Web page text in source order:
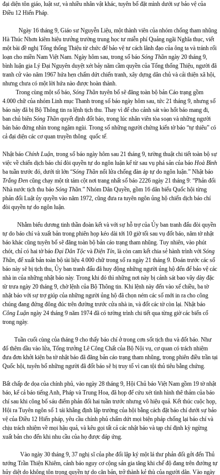
đại diện tôn giáo, luật sư, và nhiều nhân vật khác, tuyên bố đặt mình dưới sự bảo vệ của
Điều 12 Hiến Pháp.
Ngày 16 tháng 9, Giáo sư Nguyễn Liệu, một thành viên của nhóm chống tham nhũng
Hà Thúc Nhơn kiêm hiệu trưởng trường trung học tư miễn phí Quảng ngãi Nghĩa thục, viết
một bài đề nghị Tổng thống Thiệu từ chức để bảo vệ tư cách lãnh đạo của ông ta và tránh rối
loạn cho miền Nam Việt Nam. Ngày hôm sau, trong số báo Sóng Thần ngày 20 tháng 9,
bình luận gia Lý Đại Nguyên duyệt xét bảy năm cầm quyền của Tổng thống Thiệu, người đã
tranh cử vào năm 1967 hứa hẹn chấm dứt chiến tranh, xây dựng dân chủ và cải thiện xã hội,
nhưng chưa có một lời hứa nào được hoàn thành.
Trong cùng một số báo, Sóng Thần tuyên bố sẽ đăng toàn bộ bản Cáo trạng gồm
4.000 chữ của nhóm Linh mục Thanh trong số báo ngày hôm sau, tức 21 tháng 9, nhưng số
báo này đã bị Bộ Thông tin ra lệnh tịch thu. Thay vì để cho cảnh sát vào hốt báo mang đi,
ban chủ biên Sóng Thần quyết định đốt báo, trong lúc nhân viên tòa soạn và những người
bán báo đứng nhìn trong ngậm ngùi. Trong số những người chứng kiến ​​tờ báo “tự thiêu” có
cả đại diện các cơ quan truyền thông quốc tế.
Nhật báo Chính Luận, trong số báo ngày hôm sau 21 tháng 9, tường thuật chi tiết toàn bộ sự
việc về chiến dịch báo chí đòi quyền tự do ngôn luận kể từ sau vụ phá sản của báo Hoà Bình
ba tuần trước đó, dưới tít lớn “Sóng Thần nổi lửa chống đàn áp tự do ngôn luận.” Nhật báo
Trắng Đen cũng chạy một tít tám cột nơi trang nhất số báo 2226 ngày 21 tháng 9: “Phản đối
Nhà nước tịch thu báo Sóng Thần.” Nhóm Dân Quyền, gồm 16 dân biểu Quốc hội từng
phản đối Luật ủy quyền vào năm 1972, cũng đưa ra tuyên ngôn ủng hộ chiến dịch báo chí
đòi quyền tự do ngôn luận.
Nhằm biểu dương tinh thần đoàn kết và với sự hỗ trợ của Ủy ban tranh đấu đòi quyền
tự do báo chí và xuất bản trong phiên họp kéo dài tới 10 giờ tối sau vụ đốt báo, năm tờ nhật
báo khác cũng tuyên bố sẽ đăng toàn bộ bản cáo trạng tham nhũng. Tuy nhiên, vào phút
chót, chỉ có hai tờ báo Đại Dân Tộcvà Điện Tín, là còn cam kết chia sẻ hành trình với Sóng
Thần, để xuất bản toàn bộ tài liệu 4.000 chữ trong số ra ngày 21 tháng 9. Đoán trước các số
báo này sẽ bị tịch thu, Ủy ban tranh đấu đã huy động những người ủng hộ đến để bảo vệ các
nhà in của những nhật báo này. Trong khi đó thì những nơi này bị cảnh sát bao vây dày đặc
từ trưa ngày 20 tháng 9, chờ lệnh của Bộ Thông tin. Khi lệnh này đến vào xế chiều, ba tờ
nhật báo với sự trợ giúp của những người ủng hộ đã chọn ném các số mới in ra cho công
chúng đang đứng đông đúc trên đường trước cửa nhà in, và đốt các tờ còn lại. Nhật báo
Công Luận ngày 24 tháng 9 năm 1974 đã có tường trình chi tiết qua từng giờ các biến cố
trong ngày.
Tuần cuối cùng của tháng 9 cho thấy báo chí ở trong cơn sốt tịch thu và đốt báo. Như
đổ thêm dầu vào lửa, Tổng trưởng Lê Công Chất của Bộ Nội vụ, cơ quan có trách nhiệm
đưa đơn khởi kiện ba tờ nhật báo đã đăng bản cáo trạng tham nhũng, trong phiên điều trần tại
Quốc hội, tuyên bố những người đã đốt báo sẽ bị truy tố vì can tội thủ tiêu bằng chứng.
Bất chấp đe dọa của chính phủ, vào ngày 28 tháng 9, Hội Chủ báo Việt Nam gồm 19 tờ nhật
báo, kể cả báo tiếng Anh, Pháp và Trung Hoa, đã họp để cứu xét tình hình thê thảm của báo
chí sau khi công bố sáu điểm phản đối hai tuần trước nhưng vô hiệu quả. Kết thúc cuộc họp,
Hội ra Tuyên ngôn số 1 tái khẳng định lập trường của hội bằng cách đặt báo chí dưới sự bảo
vệ của Điều 12 Hiến pháp, yêu cầu chính phủ chấm dứt mọi biện pháp chống lại báo chí và
chịu trách nhiệm về mọi hậu quả, và kêu gọi tất cả các nhật báo và tạp chí định kỳ ngừng
xuất bản cho đến khi nhu cầu của họ được đáp ứng.
Vào ngày 30 tháng 9, 37 nghị sĩ của phe đối lập ký một lá thư phản đối gởi đến Thủ
tướng Trần Thiện Khiêm, cảnh báo nguy cơ cộng sản gia tăng khi chế độ đang trên đường tự
hủy diệt do không tôn trọng quyền tự do căn bản, trở thành kẻ thù của người dân. Vào ngày